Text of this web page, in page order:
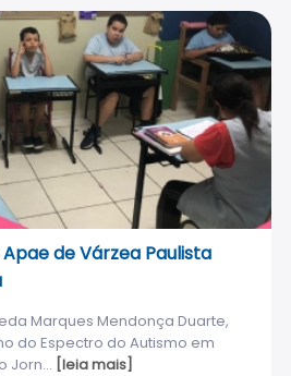
de Várzea Paulista
Marques Mendonça Duarte,
do Espectro do Autismo em
Jorn... [leia mais]